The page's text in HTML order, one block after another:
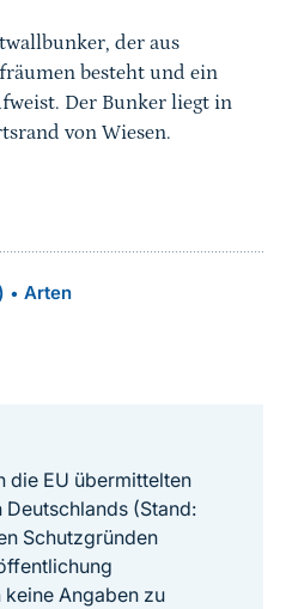
der aus
besteht und ein
Der Bunker liegt in
von Wiesen.
• Arten
die EU übermittelten
(Stand:
Schutzgründen
Angaben zu